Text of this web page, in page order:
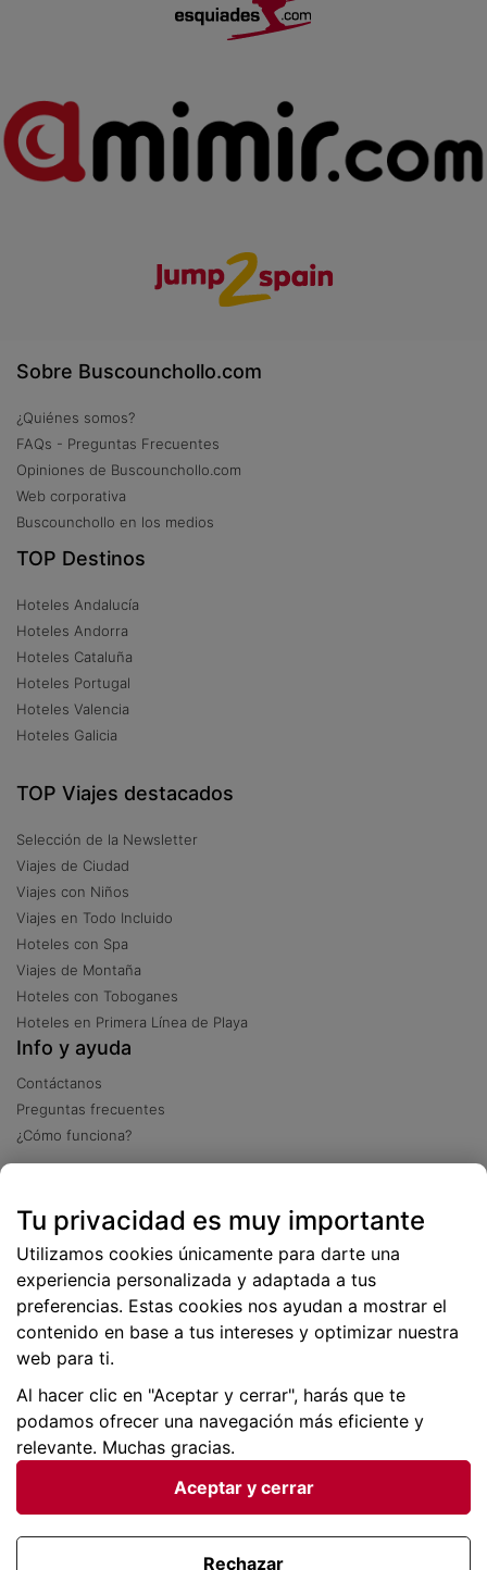
Sobre Buscounchollo.com
¿Quiénes somos?
FAQs - Preguntas Frecuentes
Opiniones de Buscounchollo.com
Web corporativa
Buscounchollo en los medios
TOP Destinos
Hoteles Andalucía
Hoteles Andorra
Hoteles Cataluña
Hoteles Portugal
Hoteles Valencia
Hoteles Galicia
TOP Viajes destacados
Selección de la Newsletter
Viajes de Ciudad
Viajes con Niños
Viajes en Todo Incluido
Hoteles con Spa
Viajes de Montaña
Hoteles con Toboganes
Hoteles en Primera Línea de Playa
Info y ayuda
Contáctanos
Preguntas frecuentes
¿Cómo funciona?
Más de 2 millones de descargas
Condiciones generales |Privacidad de datos | Política
Tu privacidad es muy importante
Utilizamos cookies únicamente para darte una
experiencia personalizada y adaptada a tus
preferencias. Estas cookies nos ayudan a mostrar el
contenido en base a tus intereses y optimizar nuestra
web para ti.
Al hacer clic en "Aceptar y cerrar", harás que te
podamos ofrecer una navegación más eficiente y
relevante. Muchas gracias.
Aceptar y cerrar
Rechazar